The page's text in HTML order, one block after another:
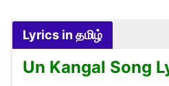
Lyrics in தமிழ்
Un Kangal Song